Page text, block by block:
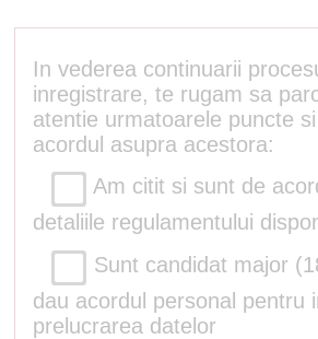
In vederea continuarii
inregistrare, te rugam sa
atentie urmatoarele puncte
acordul asupra acestora:
Am citit si sunt de
detaliile regulamentului
Sunt candidat major
dau acordul personal pentru
prelucrarea datelor